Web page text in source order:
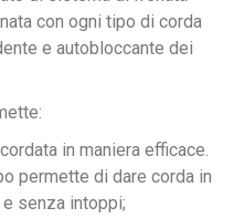
con ogni tipo di corda
e autobloccante dei
in maniera efficace.
permette di dare corda in
senza intoppi;